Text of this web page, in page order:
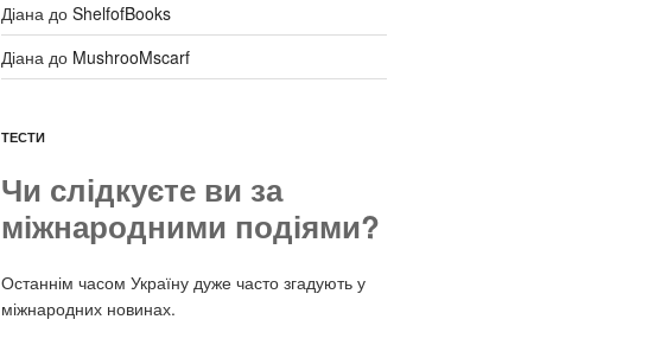
Діана до ShelfofBooks
Діана до MushrooMscarf
ТЕСТИ
Чи слідкуєте ви за
міжнародними подіями?
Останнім часом Україну дуже часто згадують у
міжнародних новинах.